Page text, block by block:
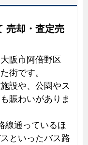
売却・査定売
阪市阿倍野区
街です。
設や、公園やス
賑わいがありま
線通っているほ
といったバス路